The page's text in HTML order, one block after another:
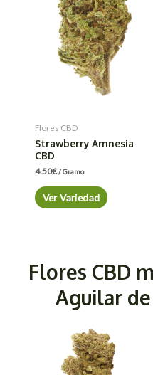
Flores CBD
Strawberry Amnesia
CBD
4.50€/ Gramo
Ver Variedad
Flores CBD
Aguilar